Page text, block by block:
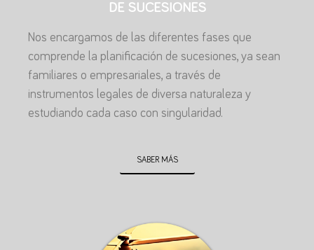
DE SUCESIONES
Nos encargamos de las diferentes fases que
comprende la planificación de sucesiones, ya sean
familiares o empresariales, a través de
instrumentos legales de diversa naturaleza y
estudiando cada caso con singularidad.
SABER MÁS